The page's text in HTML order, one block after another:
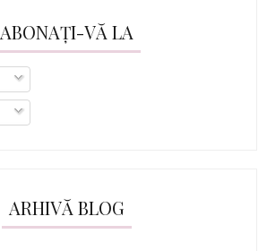
ABONAȚI-VĂ LA
ARHIVĂ BLOG